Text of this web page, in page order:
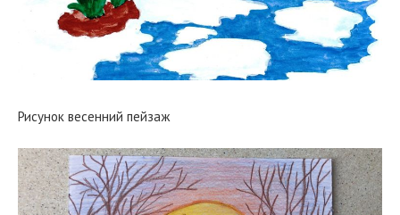
Рисунок весенний пейзаж